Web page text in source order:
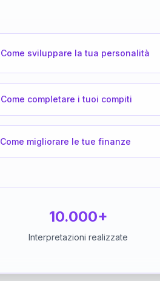
Come sviluppare la tua personalità
Come completare i tuoi compiti
Come migliorare le tue finanze
10.000+
Interpretazioni realizzate